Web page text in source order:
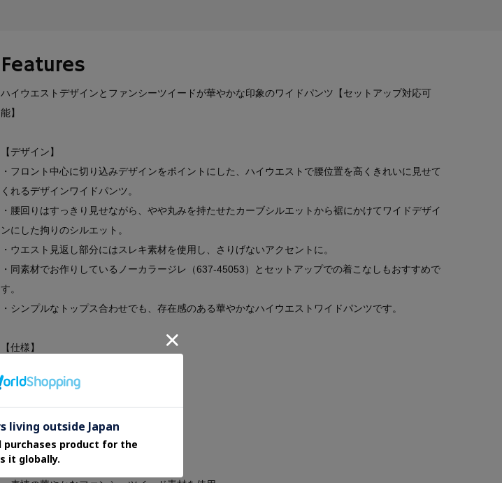
Features
ハイウエストデザインとファンシーツイードが華やかな印象のワイドパンツ【セットアップ対応可
能】
【デザイン】
・フロント中心に切り込みデザインをポイントにした、ハイウエストで腰位置を高くきれいに見せて
くれるデザインワイドパンツ。
・腰回りはすっきり見せながら、やや丸みを持たせたカーブシルエットから裾にかけてワイドデザイ
ンにした拘りのシルエット。
・ウエスト見返し部分にはスレキ素材を使用し、さりげないアクセントに。
・同素材でお作りしているノーカラージレ（637-45053）とセットアップでの着こなしもおすすめで
す。
・シンプルなトップス合わせでも、存在感のある華やかなハイウエストワイドパンツです。
【仕様】
・前ジップ開き
・裏地あり
※こちらの商品はやや透け感があります。
【素材】